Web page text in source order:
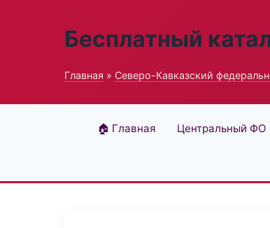
Бесплатный
Главная » Северо-Кавказский
🏠 Главная Центральный ФО